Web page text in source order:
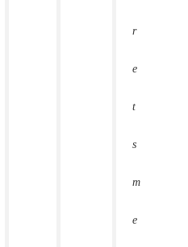
r
e
t
s
m
e